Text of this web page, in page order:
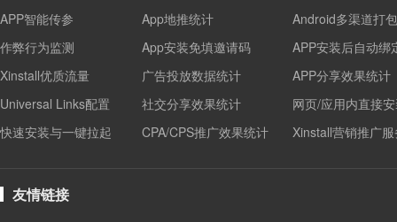
APP智能传参
作弊行为监测
Xinstall优质流量
Universal Links配置
快速安装与一键拉起
App地推统计
Android多渠道打包
App安装免填邀请码
APP安装后自动绑
广告投放数据统计
APP分享效果统计
社交分享效果统计
网页/应用内直接
CPA/CPS推广效果统计
Xinstall营销推广
友情链接